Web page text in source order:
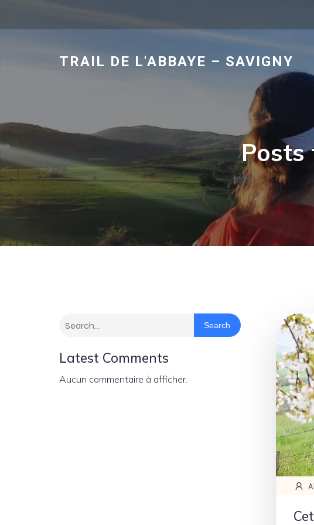
TRAIL DE L'ABBAYE – SAVIGNY
Posts
Search
Latest Comments
Aucun commentaire à afficher.